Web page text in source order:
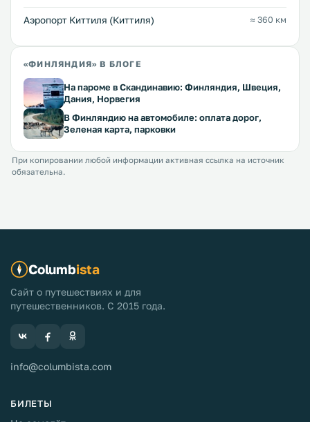
Аэропорт Киттиля (Киттиля) ≈ 360 км
«ФИНЛЯНДИЯ» В БЛОГЕ
На пароме в Скандинавию: Финляндия, Швеция,
Дания, Норвегия
В Финляндию на автомобиле: оплата дорог,
Зеленая карта, парковки
При копировании любой информации активная ссылка на источник
обязательна.
Columbista
Сайт о путешествиях и для
путешественников. С 2015 года.
info@columbista.com
БИЛЕТЫ